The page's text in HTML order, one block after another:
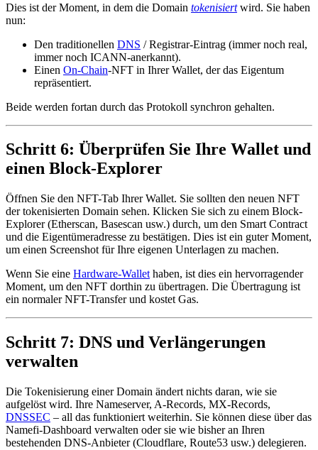
Dies ist der Moment, in dem die Domain tokenisiertwird. Sie haben
nun:
Den traditionellen DNS / Registrar-Eintrag (immer noch real,
immer noch ICANN-anerkannt).
Einen On-Chain-NFT in Ihrer Wallet, der das Eigentum
repräsentiert.
Beide werden fortan durch das Protokoll synchron gehalten.
Schritt 6: Überprüfen Sie Ihre Wallet und
einen Block-Explorer
Öffnen Sie den NFT-Tab Ihrer Wallet. Sie sollten den neuen NFT
der tokenisierten Domain sehen. Klicken Sie sich zu einem Block-
Explorer (Etherscan, Basescan usw.) durch, um den Smart Contract
und die Eigentümeradresse zu bestätigen. Dies ist ein guter Moment,
um einen Screenshot für Ihre eigenen Unterlagen zu machen.
Wenn Sie eine Hardware-Wallet haben, ist dies ein hervorragender
Moment, um den NFT dorthin zu übertragen. Die Übertragung ist
ein normaler NFT-Transfer und kostet Gas.
Schritt 7: DNS und Verlängerungen
verwalten
Die Tokenisierung einer Domain ändert nichts daran, wie sie
aufgelöst wird. Ihre Nameserver, A-Records, MX-Records,
DNSSEC – all das funktioniert weiterhin. Sie können diese über das
Namefi-Dashboard verwalten oder sie wie bisher an Ihren
bestehenden DNS-Anbieter (Cloudflare, Route53 usw.) delegieren.